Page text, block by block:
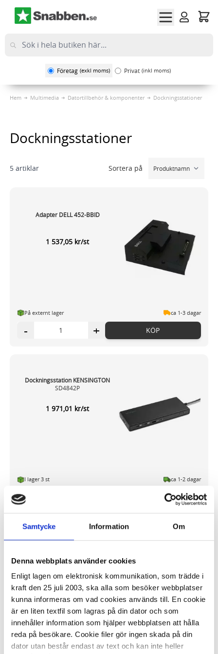
Samtycke Information Om
Denna webbplats använder cookies
Enligt lagen om elektronisk kommunikation, som trädde i
kraft den 25 juli 2003, ska alla som besöker webbplatser
kunna informeras om vad cookies används till. En cookie
är en liten textfil som lagras på din dator och som
innehåller information som hjälper webbplatsen att hålla
reda på besökare. Cookie filer gör ingen skada på din
dator utan består endast av text och kan inte heller
Företag (exkl moms) Privat (inkl moms)
Hem Multimedia Datortillbehör & komponenter Dockningsstationer
Dockningsstationer
5 artiklar Sortera på
Adapter DELL 452-BBID
1 537,05 kr/st
På externt lager ca 1-3 dagar
- + KÖP
Dockningsstation KENSINGTON
SD4842P
1 971,01 kr/st
I lager 3 st ca 1-2 dagar
-
1 318,20 kr/st
I lager 7 st ca 1-2 dagar